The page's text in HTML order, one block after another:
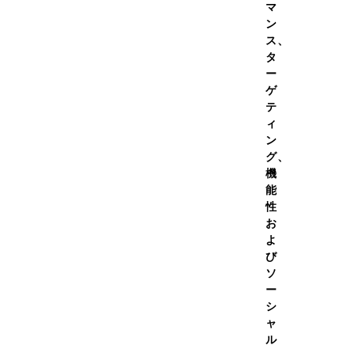
454
マ
ン
ス、
タ
ー
ゲ
テ
ィ
ン
グ、
機
能
性
お
よ
び
ソ
ー
シ
ャ
ル